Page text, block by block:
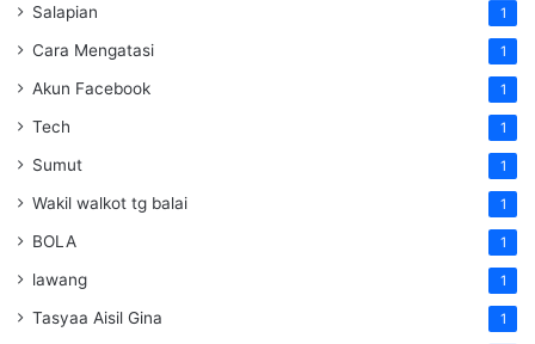
Salapian 1
Cara Mengatasi 1
Akun Facebook 1
Tech 1
Sumut 1
Wakil walkot tg balai 1
BOLA 1
lawang 1
Tasyaa Aisil Gina 1